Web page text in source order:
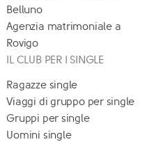
Belluno
Agenzia matrimoniale a
Rovigo
IL CLUB PER I SINGLE
Ragazze single
Viaggi di gruppo per single
Gruppi per single
Uomini single